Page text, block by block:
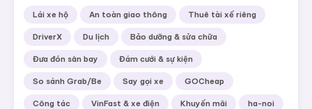
Lái xe hộ An toàn giao thông Thuê tài xế riêng
DriverX Du lịch Bảo dưỡng & sửa chữa
Đưa đón sân bay Đám cưới & sự kiện
So sánh Grab/Be Say gọi xe GOCheap
Công tác VinFast & xe điện Khuyến mãi ha-noi